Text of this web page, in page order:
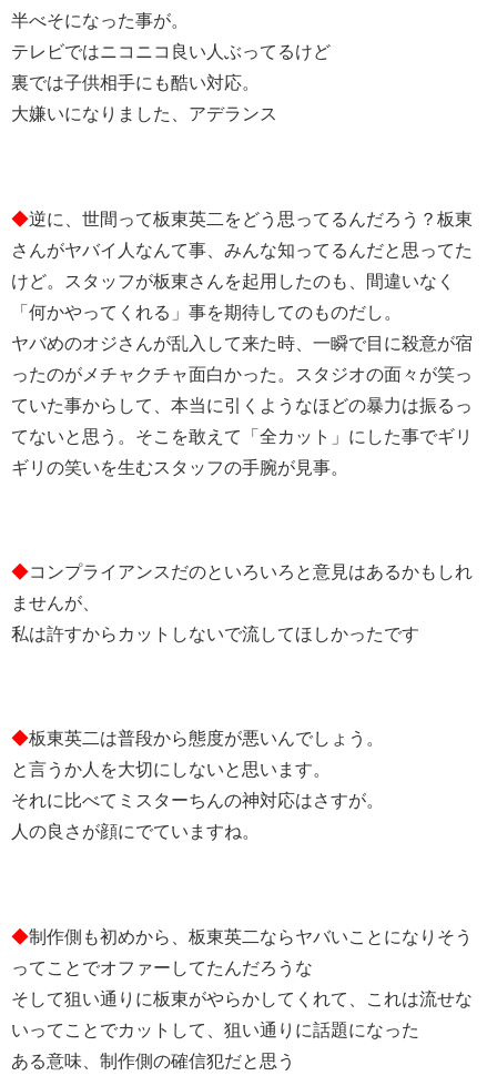
半べそになった事が。
テレビではニコニコ良い人ぶってるけど
裏では子供相手にも酷い対応。
大嫌いになりました、アデランス
◆逆に、世間って板東英二をどう思ってるんだろう？板東
さんがヤバイ人なんて事、みんな知ってるんだと思ってた
けど。スタッフが板東さんを起用したのも、間違いなく
「何かやってくれる」事を期待してのものだし。
ヤバめのオジさんが乱入して来た時、一瞬で目に殺意が宿
ったのがメチャクチャ面白かった。スタジオの面々が笑っ
ていた事からして、本当に引くようなほどの暴力は振るっ
てないと思う。そこを敢えて「全カット」にした事でギリ
ギリの笑いを生むスタッフの手腕が見事。
◆コンプライアンスだのといろいろと意見はあるかもしれ
ませんが、
私は許すからカットしないで流してほしかったです
◆板東英二は普段から態度が悪いんでしょう。
と言うか人を大切にしないと思います。
それに比べてミスターちんの神対応はさすが。
人の良さが顔にでていますね。
◆制作側も初めから、板東英二ならヤバいことになりそう
ってことでオファーしてたんだろうな
そして狙い通りに板東がやらかしてくれて、これは流せな
いってことでカットして、狙い通りに話題になった
ある意味、制作側の確信犯だと思う